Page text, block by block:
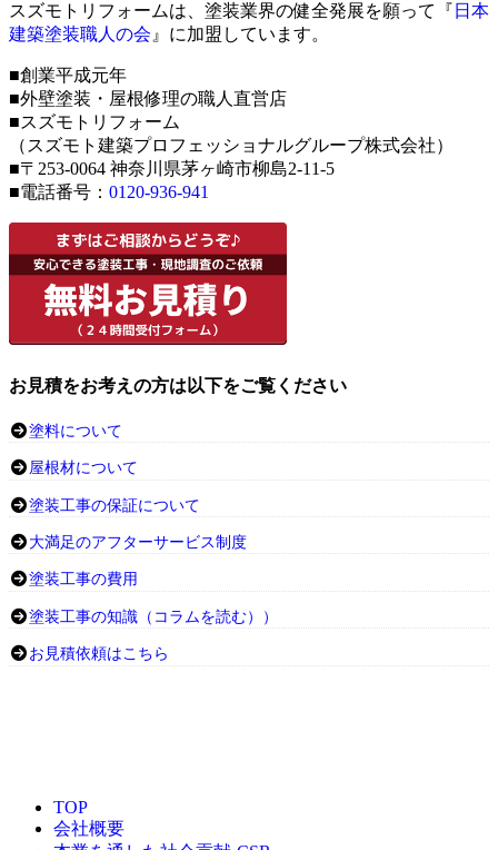
スズモトリフォームは、塗装業界の健全発展を願って『 日本
建築塗装職人の会 』に加盟しています。
■創業平成元年
■外壁塗装・屋根修理の職人直営店
■スズモトリフォーム
（スズモト建築プロフェッショナルグループ株式会社）
■〒253-0064 神奈川県茅ヶ崎市柳島2-11-5
■電話番号： 0120-936-941
お見積をお考えの方は以下をご覧ください
塗料について
屋根材について
塗装工事の保証について
大満足のアフターサービス制度
塗装工事の費用
塗装工事の知識（コラムを読む））
お見積依頼はこちら
TOP
会社概要